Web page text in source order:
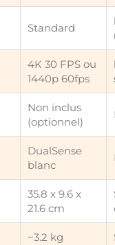
Standard
4K 30 FPS ou
1440p 60fps
Non inclus
(optionnel)
DualSense
blanc
35.8 x 9.6 x
21.6 cm
~3.2 kg